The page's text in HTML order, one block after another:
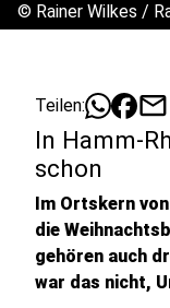
© Rainer Wilkes /
Teilen: mail
In Hamm-
schon
Im Ortskern
die
gehören auch
war das nicht,